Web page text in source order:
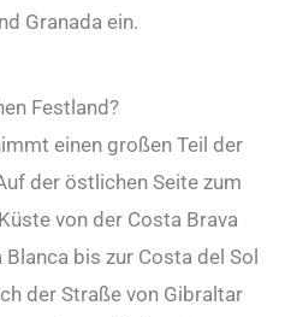
Granada ein.
Festland?
einen großen Teil der
der östlichen Seite zum
von der Costa Brava
bis zur Costa del Sol
der Straße von Gibraltar